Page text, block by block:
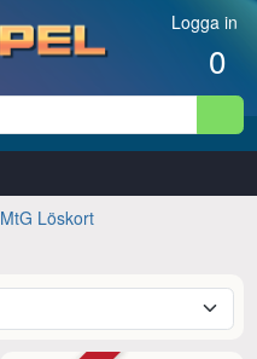
Logga in
0
MtG Löskort